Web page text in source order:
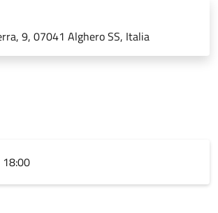
9, 07041 Alghero SS, Italia
18:00